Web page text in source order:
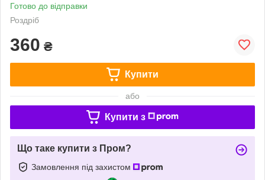
Готово до відправки
Роздріб
360 ₴
Купити
або
Купити з
Що таке купити з Пром?
Замовлення під захистом